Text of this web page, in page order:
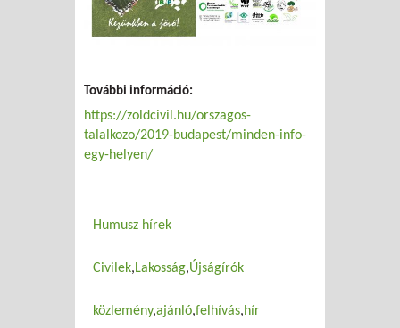
További információ:
https://zoldcivil.hu/orszagos-
talalkozo/2019-budapest/minden-info-
egy-helyen/
Humusz hírek
Civilek Lakosság Újságírók
közlemény ajánló felhívás hír